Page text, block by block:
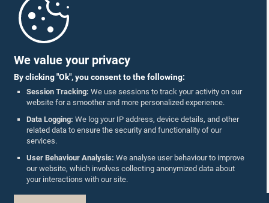
We value your privacy
By clicking "Ok", you consent to the following:
Session Tracking: We use sessions to track your activity on our
website for a smoother and more personalized experience.
Data Logging: We log your IP address, device details, and other
related data to ensure the security and functionality of our
services.
User Behaviour Analysis: We analyse user behaviour to improve
our website, which involves collecting anonymized data about
your interactions with our site.
Parliament Mobile App
Follow Us On :
Accolades
Privacy Policy